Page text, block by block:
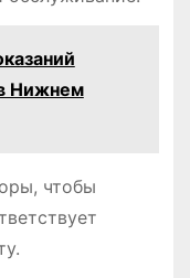
Нижнем
чтобы